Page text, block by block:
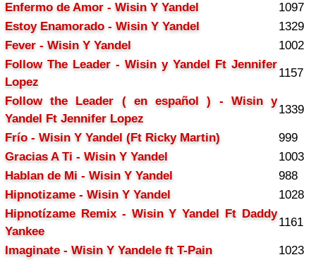
Enfermo de Amor - Wisin Y Yandel
1097
Estoy Enamorado - Wisin Y Yandel
1329
Fever - Wisin Y Yandel
1002
Follow The Leader - Wisin y Yandel Ft Jennifer
Lopez
1157
Follow the Leader ( en español ) - Wisin y
Yandel Ft Jennifer Lopez
1339
Frío - Wisin Y Yandel (Ft Ricky Martin)
999
Gracias A Ti - Wisin Y Yandel
1003
Hablan de Mi - Wisin Y Yandel
988
Hipnotizame - Wisin Y Yandel
1028
Hipnotízame Remix - Wisin Y Yandel Ft Daddy
Yankee
1161
Imaginate - Wisin Y Yandele ft T-Pain
1023